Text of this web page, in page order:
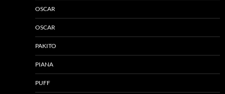
OSCAR
OSCAR
PAKITO
PIANA
PUFF